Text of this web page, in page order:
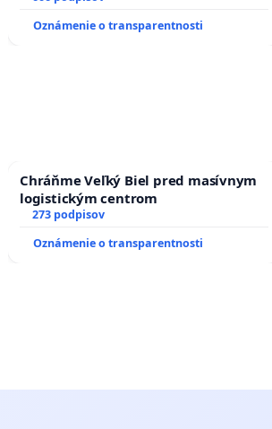
SLOVENSKEJ REPUBLIKY & žiadosť na
riešenie zanedbaného stavu
Oznámenie o transparentnosti
Chráňme Veľký Biel pred masívnym
logistickým centrom
273 podpisov
Oznámenie o transparentnosti